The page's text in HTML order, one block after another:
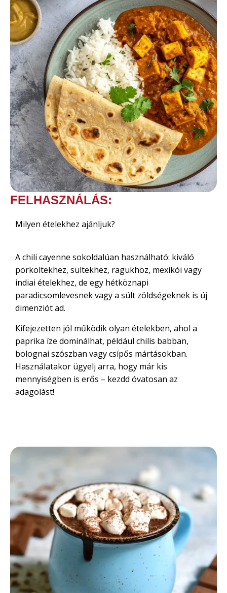
FELHASZNÁLÁS:
Milyen ételekhez ajánljuk?
A chili cayenne sokoldalúan használható: kiváló
pörköltekhez, sültekhez, ragukhoz, mexikói vagy
indiai ételekhez, de egy hétköznapi
paradicsomlevesnek vagy a sült zöldségeknek is új
dimenziót ad.
Kifejezetten jól működik olyan ételekben, ahol a
paprika íze dominálhat, például chilis babban,
bolognai szószban vagy csípős mártásokban.
Használatakor ügyelj arra, hogy már kis
mennyiségben is erős – kezdd óvatosan az
adagolást!